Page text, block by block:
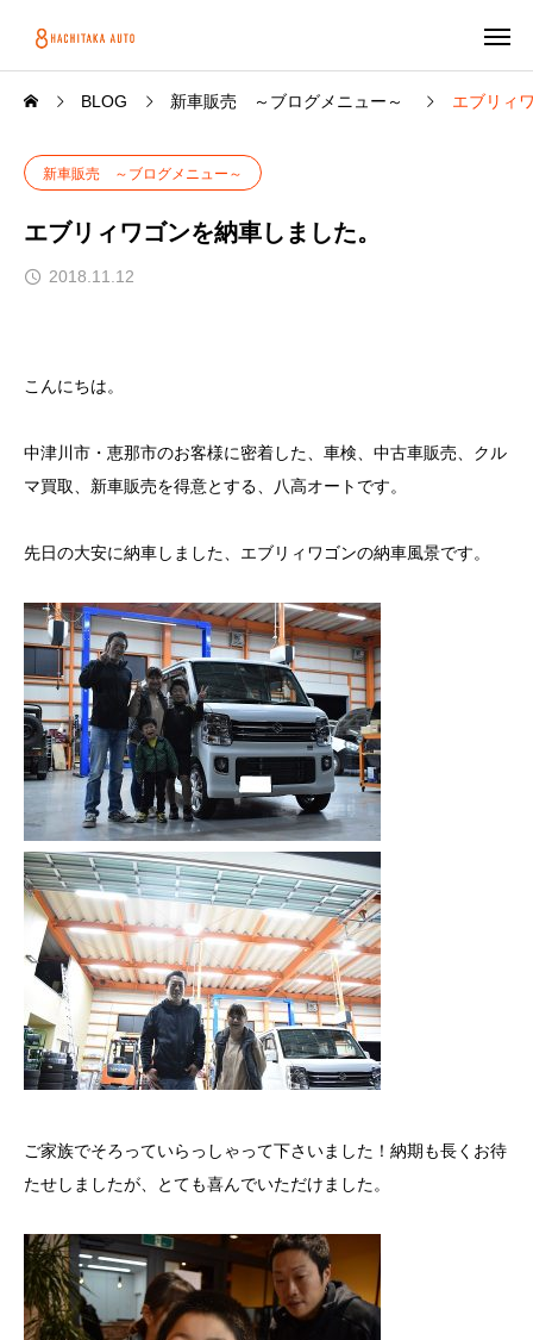
BLOG 新車販売 ～ブログメニュー～ エブリィ
新車販売 ～ブログメニュー～
エブリィワゴンを納車しました。
2018.11.12
こんにちは。
中津川市・恵那市のお客様に密着した、車検、中古車販売、クル
マ買取、新車販売を得意とする、八高オートです。
先日の大安に納車しました、エブリィワゴンの納車風景です。
ご家族でそろっていらっしゃって下さいました！納期も長くお待
たせしましたが、とても喜んでいただけました。